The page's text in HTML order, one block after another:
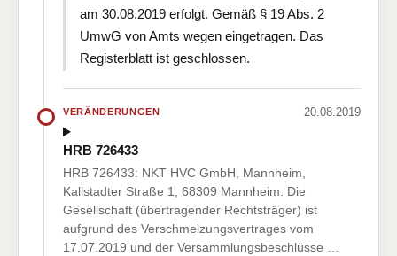
am 30.08.2019 erfolgt. Gemäß § 19 Abs. 2
UmwG von Amts wegen eingetragen. Das
Registerblatt ist geschlossen.
VERÄNDERUNGEN 20.08.2019
HRB 726433
HRB 726433: NKT HVC GmbH, Mannheim,
Kallstadter Straße 1, 68309 Mannheim. Die
Gesellschaft (übertragender Rechtsträger) ist
aufgrund des Verschmelzungsvertrages vom
17.07.2019 und der Versammlungsbeschlüsse …